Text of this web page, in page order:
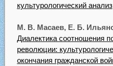
культурологический анализ
М. В. Масаев, Е. Б.
Диалектика соотношения
революции:
окончания гражданской